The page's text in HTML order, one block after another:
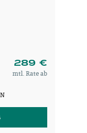
289 €
mtl. Rate ab